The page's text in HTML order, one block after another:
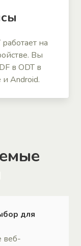
на
Вы
в ODT в
и Android.
для
веб-